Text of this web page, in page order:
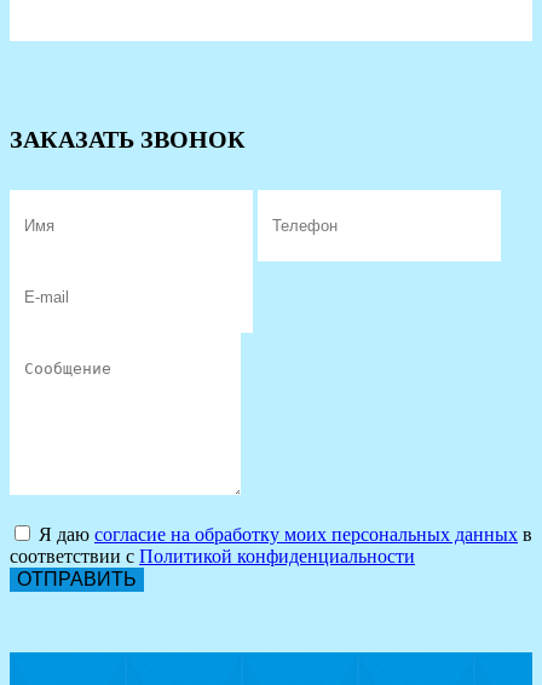
ЗАКАЗАТЬ ЗВОНОК
Я даю согласие на обработку моих персональных данных в
соответствии с Политикой конфиденциальности
ОТПРАВИТЬ